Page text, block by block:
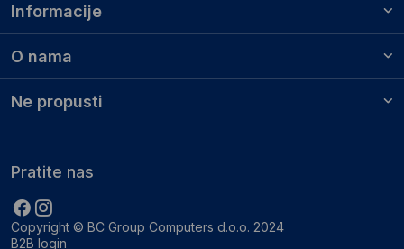
Informacije
O nama
Ne propusti
Copyright © BC Group Computers d.o.o. 2024
B2B login
Pratite nas